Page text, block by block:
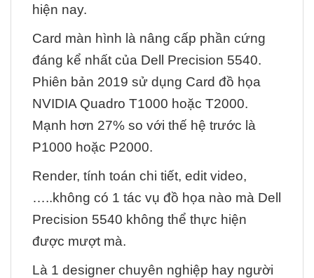
hiện nay.
Card màn hình là nâng cấp phần cứng
đáng kể nhất của Dell Precision 5540.
Phiên bản 2019 sử dụng Card đồ họa
NVIDIA Quadro T1000 hoặc T2000.
Mạnh hơn 27% so với thế hệ trước là
P1000 hoặc P2000.
Render, tính toán chi tiết, edit video,
…..không có 1 tác vụ đồ họa nào mà Dell
Precision 5540 không thể thực hiện
được mượt mà.
Là 1 designer chuyên nghiệp hay người